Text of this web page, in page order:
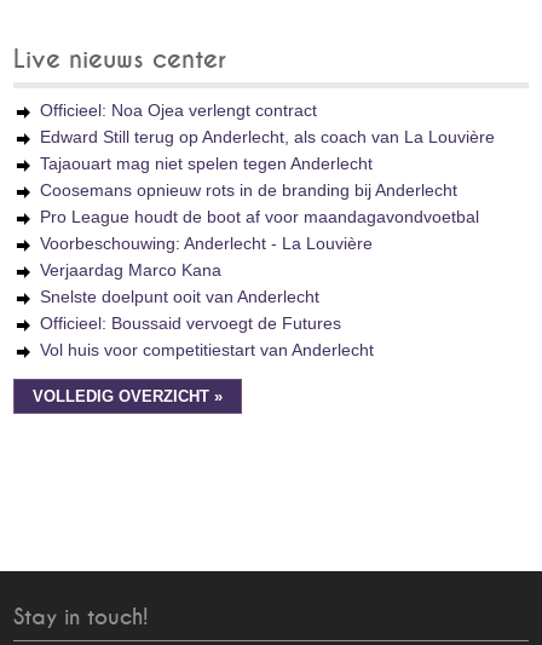
Live nieuws center
Officieel: Noa Ojea verlengt contract
Edward Still terug op Anderlecht, als coach van La Louvière
Tajaouart mag niet spelen tegen Anderlecht
Coosemans opnieuw rots in de branding bij Anderlecht
Pro League houdt de boot af voor maandagavondvoetbal
Voorbeschouwing: Anderlecht - La Louvière
Verjaardag Marco Kana
Snelste doelpunt ooit van Anderlecht
Officieel: Boussaid vervoegt de Futures
Vol huis voor competitiestart van Anderlecht
VOLLEDIG OVERZICHT »
Stay in touch!